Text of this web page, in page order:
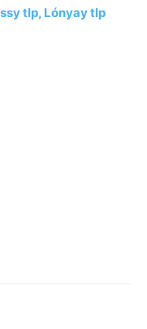
tlp, Lónyay tlp